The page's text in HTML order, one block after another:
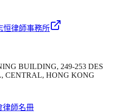
恒律師事務所
BUILDING, 249-253 DES
CENTRAL, HONG KONG
律師名冊